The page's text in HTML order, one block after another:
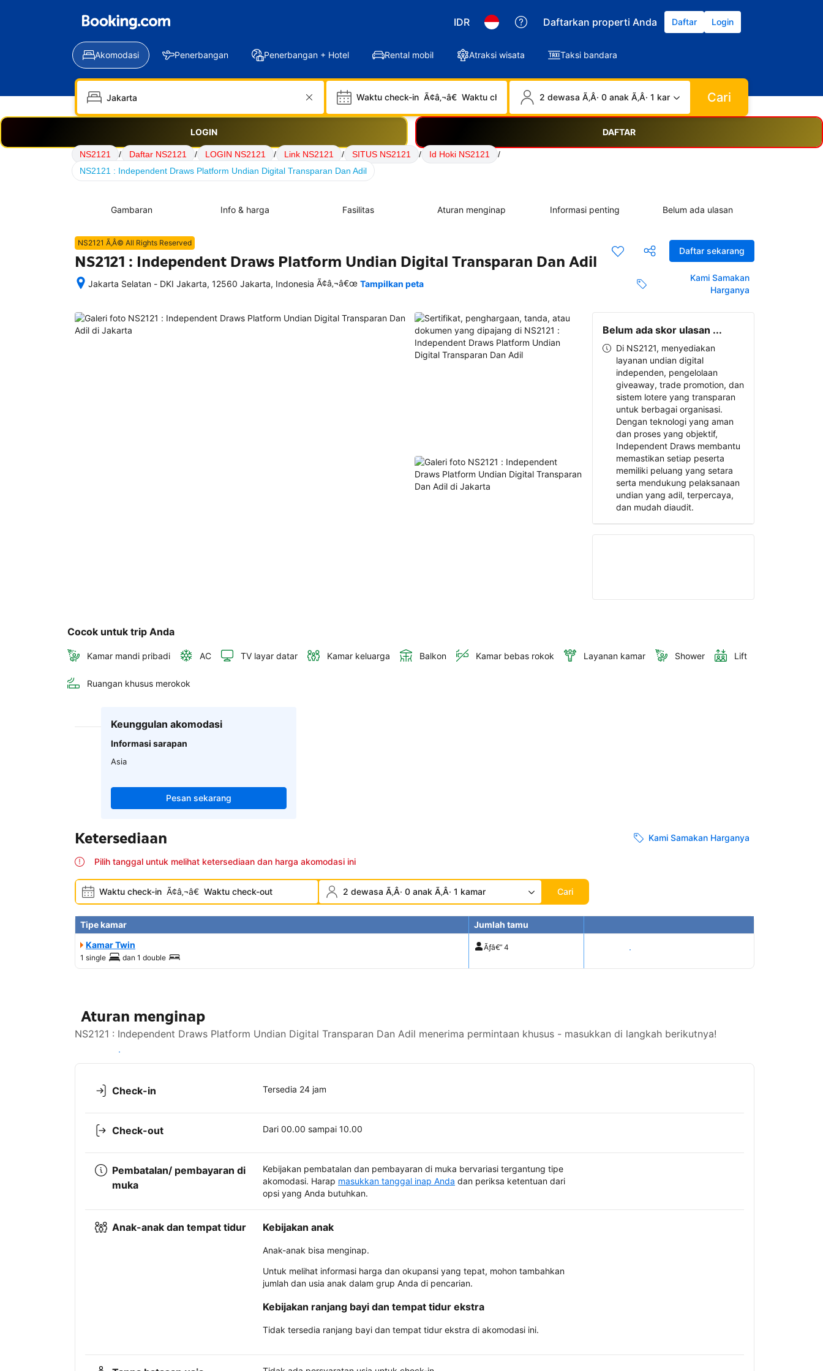
IDR Daftarkan properti Anda Daftar Login
Akomodasi Penerbangan Penerbangan + Hotel Rental mobil Atraksi wisata Taksi bandara
Waktu check-in Ã¢â‚¬â€ Waktu check-out 2 dewasa Ã‚Â· 0 anak Ã‚Â· 1 kamar Cari
LOGIN DAFTAR
NS2121 / Daftar NS2121 / LOGIN NS2121 / Link NS2121 / SITUS NS2121 / Id Hoki NS2121
/
NS2121 : Independent Draws Platform Undian Digital Transparan Dan Adil
Gambaran Info & harga Fasilitas Aturan menginap Informasi penting Belum ada ulasan
Daftar sekarang
Kami Samakan
Harganya
NS2121 Ã‚Â© All Rights Reserved
NS2121 : Independent Draws Platform Undian Digital Transparan Dan Adil
Jakarta Selatan - DKI Jakarta, 12560 Jakarta, Indonesia
semua
rincian
Ã¢â‚¬â€œ Tampilkan peta
Belum ada skor ulasan ...
Di NS2121, menyediakan
layanan undian digital
independen, pengelolaan
giveaway, trade promotion, dan
sistem lotere yang transparan
untuk berbagai organisasi.
Dengan teknologi yang aman
dan proses yang objektif,
Independent Draws membantu
memastikan setiap peserta
memiliki peluang yang setara
serta mendukung pelaksanaan
undian yang adil, terpercaya,
dan mudah diaudit.
Cocok untuk trip Anda
Kamar mandi pribadi AC TV layar datar Kamar keluarga Balkon Kamar bebas rokok Layanan kamar Shower Lift
Ruangan khusus merokok
Keunggulan akomodasi
Informasi sarapan
Asia
Pesan sekarang
Ketersediaan Kami Samakan Harganya
Pilih tanggal untuk melihat ketersediaan dan harga akomodasi ini
Waktu check-in Ã¢â‚¬â€ Waktu check-out 2 dewasa Ã‚Â· 0 anak Ã‚Â· 1 kamar Cari
Tipe kamar
Jumlah tamu
Kamar Twin
1 single dan 1 double
Ãƒâ€” 4 Tampilkan harga
Aturan menginap
NS2121 : Independent Draws Platform Undian Digital Transparan Dan Adil menerima permintaan khusus - masukkan di langkah berikutnya!
Lihat ketersediaan
Check-in Tersedia 24 jam
Check-out Dari 00.00 sampai 10.00
Pembatalan/ pembayaran di
muka
Kebijakan pembatalan dan pembayaran di muka bervariasi tergantung tipe
akomodasi. Harap masukkan tanggal inap Anda dan periksa ketentuan dari
opsi yang Anda butuhkan.
Anak-anak dan tempat tidur Kebijakan anak
Anak-anak bisa menginap.
Untuk melihat informasi harga dan okupansi yang tepat, mohon tambahkan
jumlah dan usia anak dalam grup Anda di pencarian.
Kebijakan ranjang bayi dan tempat tidur ekstra
Tidak tersedia ranjang bayi dan tempat tidur ekstra di akomodasi ini.